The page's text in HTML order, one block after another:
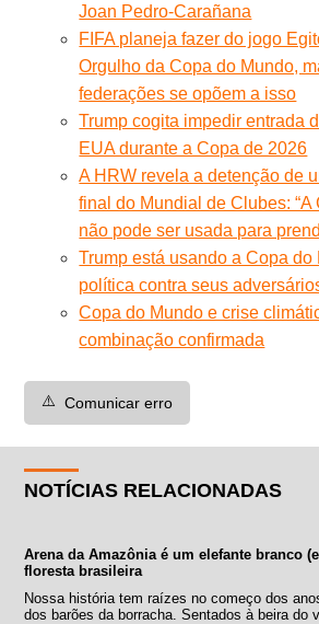
Joan Pedro-Carañana
FIFA planeja fazer do jogo
Orgulho da Copa do Mundo,
federações se opõem a isso
Trump cogita impedir entrada
EUA durante a Copa de 2026
A HRW revela a detenção de
final do Mundial de Clubes: “A
não pode ser usada para
Trump está usando a Copa do
política contra seus
Copa do Mundo e crise
combinação confirmada
⚠️ Comunicar erro
NOTÍCIAS RELACIONADAS
Arena da Amazônia é um elefante branco
floresta brasileira
Nossa história tem raízes no começo dos
dos barões da borracha. Sentados à beira do